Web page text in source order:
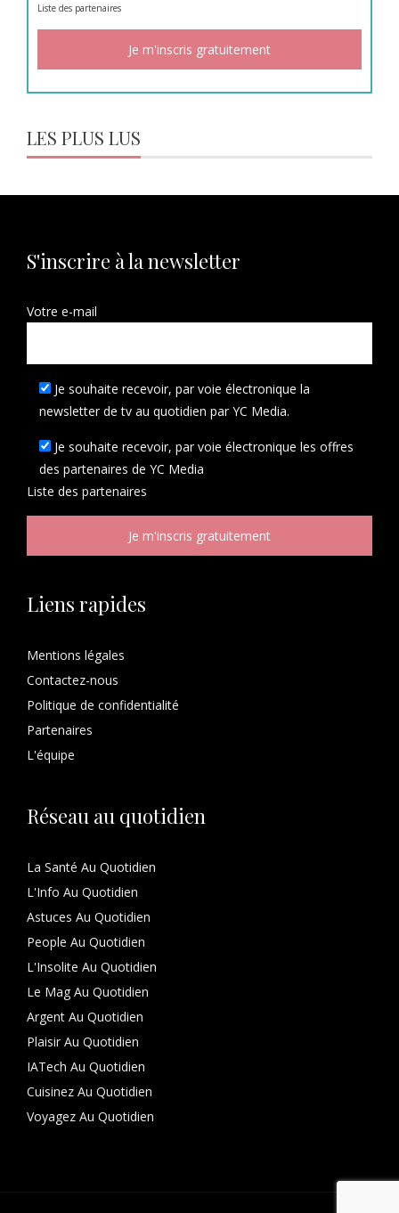
Liste des partenaires
LES PLUS LUS
S'inscrire à la newsletter
Votre e-mail
Je souhaite recevoir, par voie électronique la
newsletter de tv au quotidien par YC Media.
Je souhaite recevoir, par voie électronique les offres
des partenaires de YC Media
Liste des partenaires
Liens rapides
Mentions légales
Contactez-nous
Politique de confidentialité
Partenaires
L'équipe
Réseau au quotidien
La Santé Au Quotidien
L'Info Au Quotidien
Astuces Au Quotidien
People Au Quotidien
L'Insolite Au Quotidien
Le Mag Au Quotidien
Argent Au Quotidien
Plaisir Au Quotidien
IATech Au Quotidien
Cuisinez Au Quotidien
Voyagez Au Quotidien